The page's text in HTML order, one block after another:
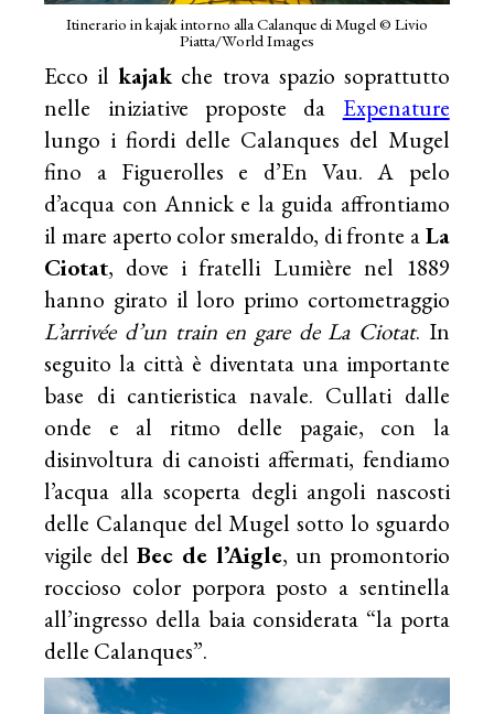
Itinerario in kajak intorno alla Calanque di Mugel © Livio
Piatta/World Images
Ecco ilkajak che trova spazio soprattutto
nelle iniziative proposte da Expenature
lungo i fiordi delle Calanques del Mugel
fino a Figuerolles e d’En Vau. A pelo
d’acqua con Annick e la guida affrontiamo
il mare aperto color smeraldo, di fronte aLa
Ciotat, dove i fratelli Lumière nel 1889
hanno girato il loro primo cortometraggio
L’arrivée d’un train en gare de La Ciotat. In
seguito la città è diventata una importante
base di cantieristica navale. Cullati dalle
onde e al ritmo delle pagaie, con la
disinvoltura di canoisti affermati, fendiamo
l’acqua alla scoperta degli angoli nascosti
delle Calanque del Mugel sotto lo sguardo
vigile delBec de l’Aigle, un promontorio
roccioso color porpora posto a sentinella
all’ingresso della baia considerata “la porta
delle Calanques”.